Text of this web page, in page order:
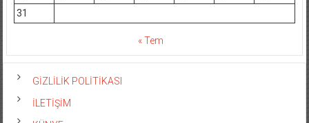
31
« Tem
GİZLİLİK POLİTİKASI
İLETİŞİM